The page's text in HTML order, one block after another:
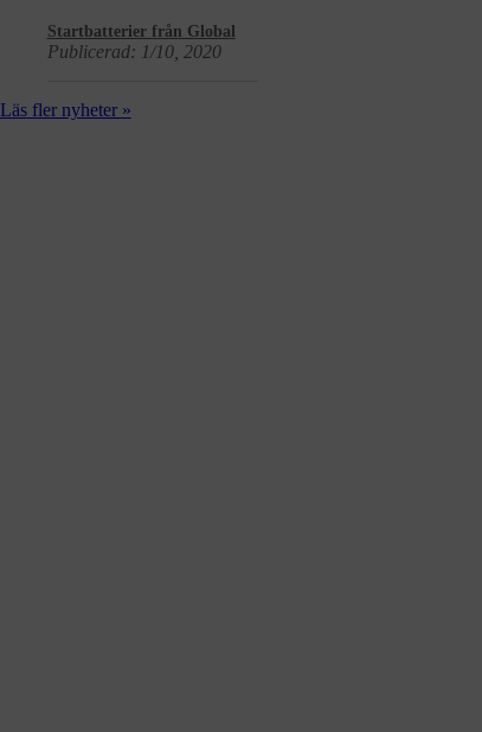
Startbatterier från Global
Publicerad: 1/10, 2020
Läs fler nyheter »